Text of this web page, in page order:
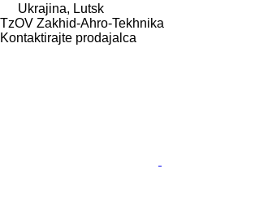
Ukrajina, Lutsk
TzOV Zakhid-Ahro-Tekhnika
Kontaktirajte prodajalca